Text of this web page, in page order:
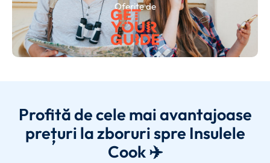
Oferite de
Profită de cele mai avantajoase
prețuri la zboruri spre Insulele
Cook ✈️